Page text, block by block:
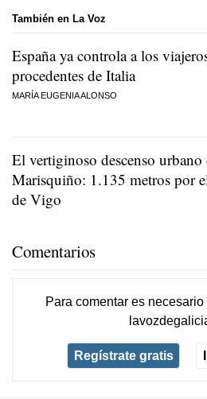
También en La Voz
España ya controla a los
procedentes de Italia
MARÍA EUGENIA ALONSO
El vertiginoso descenso urbano
Marisquiño: 1.135 metros por
de Vigo
Comentarios
Para comentar es necesario
Regístrate gratis